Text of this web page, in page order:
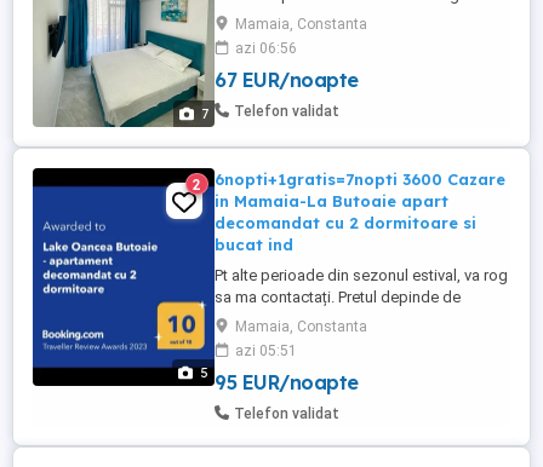
7
Opera si White Tower , langa cluburi , loc
de parcare Privat. Cei care nu au o parcare
este o mare problema cu parcarea în
zona, 100m de plaja .Luni-Miercuri 400
noapte ,Joi Vineri Sambata Duminica 500
Mamaia, Constanta
azi 06:56
67 EUR/noapte
Telefon validat
5
2
6nopti+1gratis=7nopti 3600 Cazare
in Mamaia-La Butoaie apart
decomandat cu 2 dormitoare si
bucat ind
Pt alte perioade din sezonul estival, va rog
sa ma contactați. Pretul depinde de
perioada pe care o doriti si de nr de nopți.
Preturile sunt pentru ocuparea
apartamentului de catre max 4 persoane.
Pentru 5 persoane se mai adauga 50 de lei
pe noapte. Capacitatea maximă de cazare
Mamaia, Constanta
azi 05:51
95 EUR/noapte
Telefon validat